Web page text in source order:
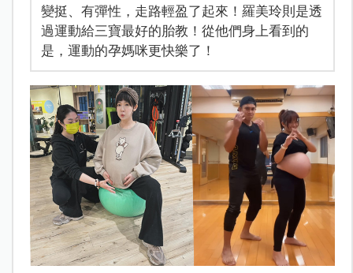
變挺、有彈性，走路輕盈了起來！羅美玲則是透
過運動給三寶最好的胎教！從他們身上看到的
是，運動的孕媽咪更快樂了！